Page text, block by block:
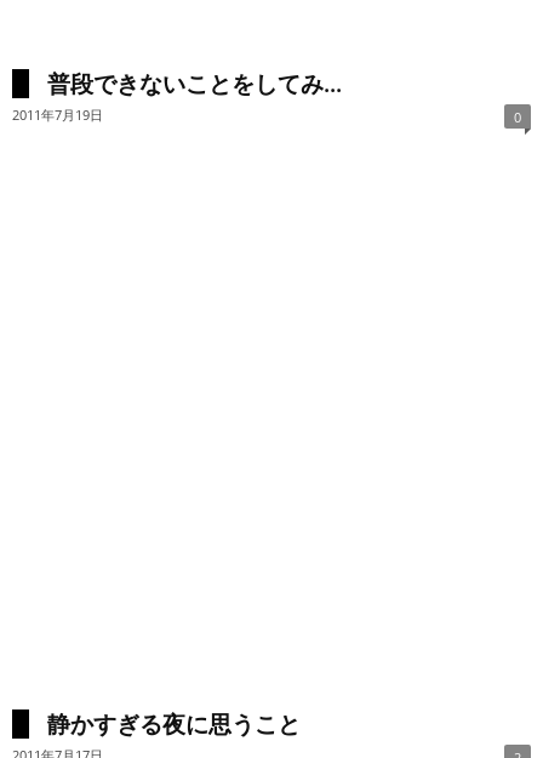
普段できないことをしてみ...
2011年7月19日 0
静かすぎる夜に思うこと